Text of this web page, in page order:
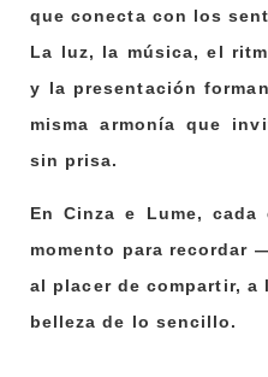
que conecta con los
La luz, la música, el
y la presentación
misma armonía que
sin prisa.
En Cinza e Lume, cada
momento para recordar
al placer de compartir, a
belleza de lo sencillo.